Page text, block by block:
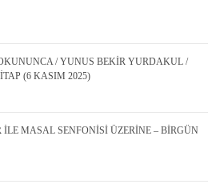
/ YUNUS BEKİR YURDAKUL /
(6 KASIM 2025)
İLE MASAL SENFONİSİ ÜZERİNE – BİRGÜN